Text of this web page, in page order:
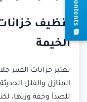
تنظيف
الخيمة
تعتبر خزانات الفيبر
المنازل والفلل
للصدأ وخفة وزنها،
s